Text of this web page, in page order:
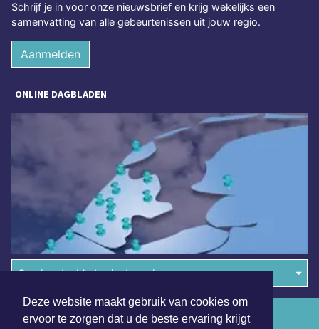
Deze website maakt gebruik van cookies om
ervoor te zorgen dat u de beste ervaring krijgt
Schrijf je in voor onze nieuwsbrief en krijg wekelijks een
samenvatting van alle gebeurtenissen uit jouw regio.
Aanmelden
ONLINE DAGBLADEN
Overige dagbladen in de regio
Algemene voorwaarden